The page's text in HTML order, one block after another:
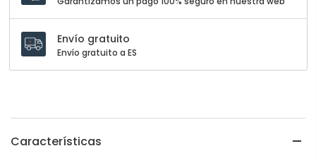
Envío gratuito
Envío gratuito a ES
Características